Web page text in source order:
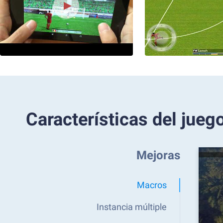
Características del
Mejoras
Macros
Instancia múltiple